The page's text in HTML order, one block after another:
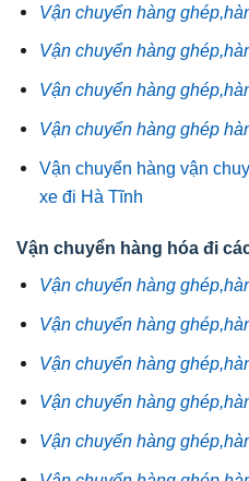
Vận chuyển hàng
Vận chuyển hàng
Vận chuyển hàng
Vận chuyển hàng ghép
Vận chuyển hàng vận
xe đi Hà Tĩnh
Vận chuyển hàng hóa đi
Vận chuyển hàng
Vận chuyển hàng
Vận chuyển hàng
Vận chuyển hàng
Vận chuyển hàng